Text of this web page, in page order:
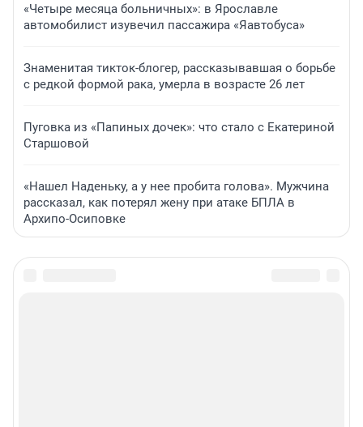
«Четыре месяца больничных»: в Ярославле
автомобилист изувечил пассажира «Яавтобуса»
Знаменитая тикток-блогер, рассказывавшая о борьбе
с редкой формой рака, умерла в возрасте 26 лет
Пуговка из «Папиных дочек»: что стало с Екатериной
Старшовой
«Нашел Наденьку, а у нее пробита голова». Мужчина
рассказал, как потерял жену при атаке БПЛА в
Архипо-Осиповке